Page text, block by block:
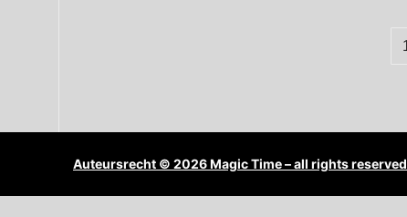
Auteursrecht © 2026 Magic Time – all rights reserved